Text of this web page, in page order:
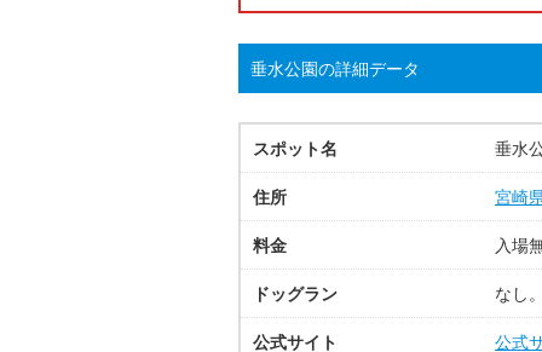
垂水公園の詳細データ
スポット名 垂水
住所 宮崎
料金 入場
ドッグラン なし。
公式サイト 公式